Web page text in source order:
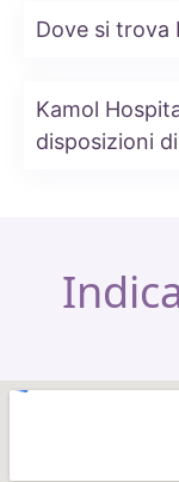
Dove si trova
Kamol
disposizioni